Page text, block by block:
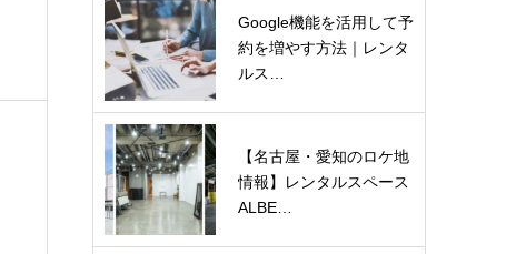
Google機能を活用して予
約を増やす方法｜レンタ
ルス…
【名古屋・愛知のロケ地
情報】レンタルスペース
ALBE…